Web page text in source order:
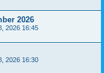
2026
2026 16:45
2026 16:30